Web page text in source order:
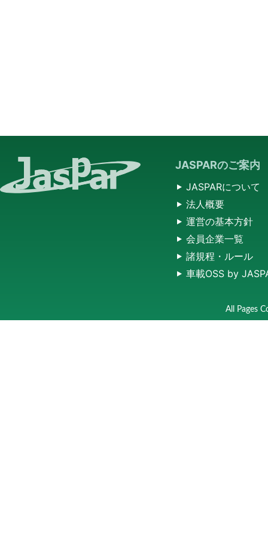
JASPARのご案内
JASPARについて
法人概要
運営の基本方針
会員企業一覧
諸規程・ルール
車載OSS by
All Pages